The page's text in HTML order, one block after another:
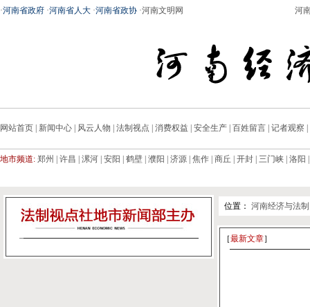
·河南省政府 ·河南省人大 ·河南省政协 ·河南文明网 河
网站首页 新闻中心 风云人物 法制视点 消费权益 安全生产 百姓留言 记者观察
地市频道: 郑州 许昌 漯河 安阳 鹤壁 濮阳 济源 焦作 商丘 开封 三门峡 洛阳
位置： 河南经济与法制
［最新文章］